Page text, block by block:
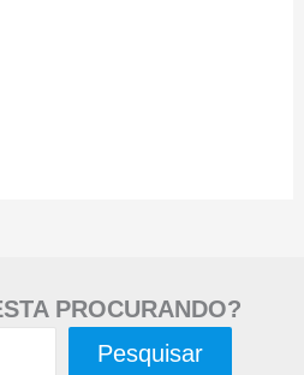
PROCURANDO?
Pesquisar